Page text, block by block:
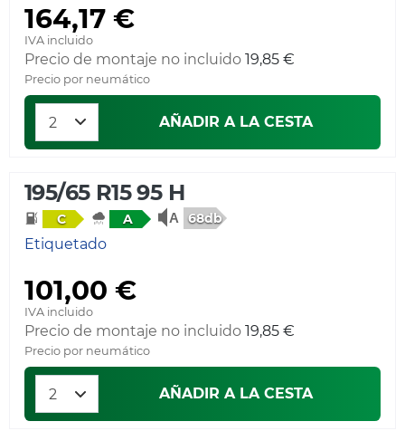
164,17 €
IVA incluido
Precio de montaje no incluido 19,85 €
Precio por neumático
AÑADIR A LA CESTA
195/65 R15 95 H
C A 68db
Etiquetado
101,00 €
IVA incluido
Precio de montaje no incluido 19,85 €
Precio por neumático
AÑADIR A LA CESTA